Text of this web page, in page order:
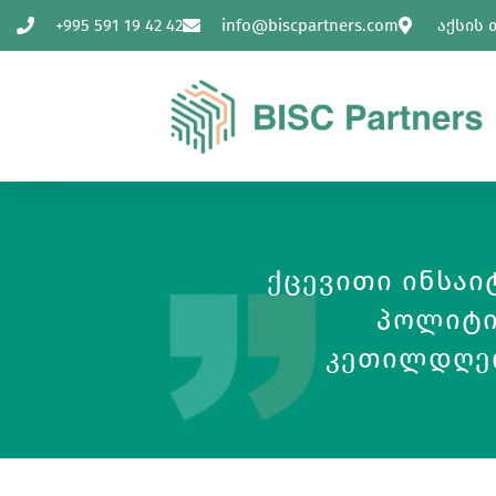
+995 591 19 42 42 info@biscpartners.com აქსის
Ქცევითი